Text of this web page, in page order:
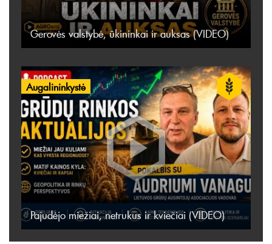
Gerovės valstybė, ūkininkai ir auksas (VIDEO)
Augalininkystė
Pajudėjo miežiai, netrukus ir kviečiai (VIDEO)